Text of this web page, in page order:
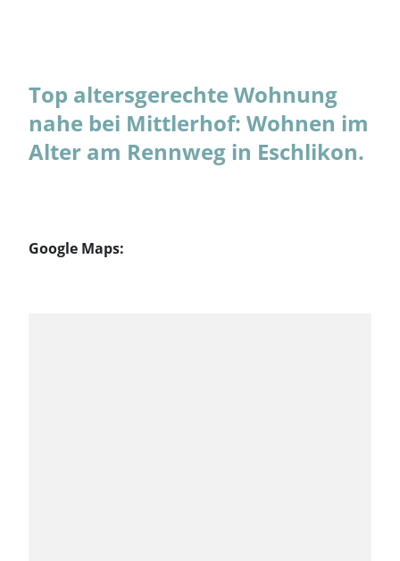
Top altersgerechte Wohnung
nahe bei Mittlerhof: Wohnen im
Alter am Rennweg in Eschlikon.
Google Maps: